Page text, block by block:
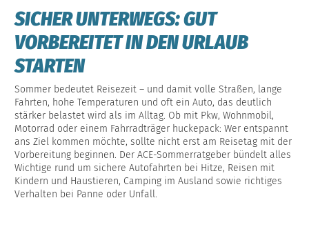
SICHER UNTERWEGS: GUT
VORBEREITET IN DEN URLAUB
STARTEN
Sommer bedeutet Reisezeit – und damit volle Straßen, lange
Fahrten, hohe Temperaturen und oft ein Auto, das deutlich
stärker belastet wird als im Alltag. Ob mit Pkw, Wohnmobil,
Motorrad oder einem Fahrradträger huckepack: Wer entspannt
ans Ziel kommen möchte, sollte nicht erst am Reisetag mit der
Vorbereitung beginnen. Der ACE-Sommerratgeber bündelt alles
Wichtige rund um sichere Autofahrten bei Hitze, Reisen mit
Kindern und Haustieren, Camping im Ausland sowie richtiges
Verhalten bei Panne oder Unfall.